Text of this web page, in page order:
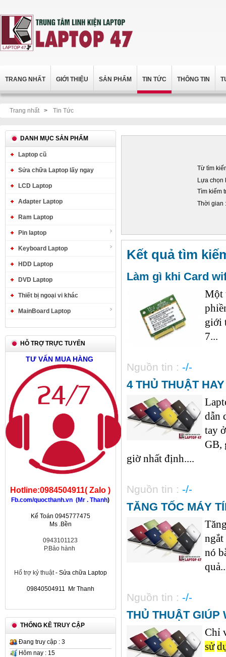
TRANG NHẤT GIỚI THIỆU SẢN PHẨM TIN TỨC THÔNG TIN
Trang nhất > Tin Tức
DANH MỤC SẢN PHẨM
Laptop cũ
Sửa chữa Laptop lấy ngay
LCD Laptop
Adapter Laptop
Ram Laptop
Pin laptop
Keyboard Laptop
HDD Laptop
DVD Laptop
Thiết bị ngoại vi khác
MainBoard Laptop
HỖ TRỢ TRỰC TUYẾN
TƯ VẤN MUA HÀNG
Hotline:0984504911( Zalo )
Fb.com/quocthanh.vn (Mr . Thanh)
Kế Toán 0945777475
Ms .Bền
0943101123
P.Bảo hành
Hổ trợ kỷ thuật- Sửa chữa Laptop
09840504911 Mr Thanh
THỐNG KÊ TRUY CẬP
Đang truy cập : 3
Hôm nay : 15
Từ tìm
Lựa chọn
Tìm kiếm
Thời gian :
Kết quả tìm
Làm gì khi Card
Một
giới
7...
Nguồn tin : -/-
4 THỦ THUẬT
dẫn
tay
GB,
giờ nhất định....
Nguồn tin : -/-
TĂNG TỐC MÁY
ngắt
nó
Nguồn tin : -/-
THỦ THUẬT GIÚP
Chỉ
sử